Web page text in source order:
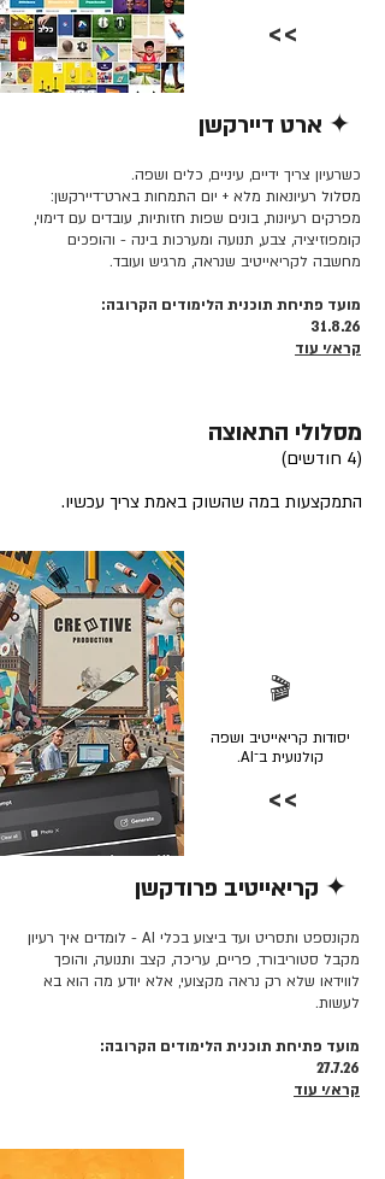
>>
✦ ארט דיירקשן
כשרעיון צריך ידיים, עיניים, כלים ושפה.
מסלול רעיונאות מלא + יום התמחות בארט־דיירקשן:
מפרקים רעיונות, בונים שפות חזותיות, עובדים עם דימוי,
קומפוזיציה, צבע, תנועה ומערכות בינה - והופכים
מחשבה לקריאייטיב שנראה, מרגיש ועובד.
מועד פתיחת תוכנית הלימודים הקרובה:
31.8.26
קרא/י עוד
מסלולי התאוצה
(4 חודשים)
התמקצעות במה שהשוק באמת צריך עכשיו.
🎬
יסודות קריאייטיב ושפה
קולנועית ב־AI.
>>
✦ קריאייטיב פרודקשן
מקונספט ותסריט ועד ביצוע בכלי AI - לומדים איך רעיון
מקבל סטוריבורד, פריים, עריכה, קצב ותנועה, והופך
לווידאו שלא רק נראה מקצועי, אלא יודע מה הוא בא
לעשות.
מועד פתיחת תוכנית הלימודים הקרובה:
27.7.26
קרא/י עוד